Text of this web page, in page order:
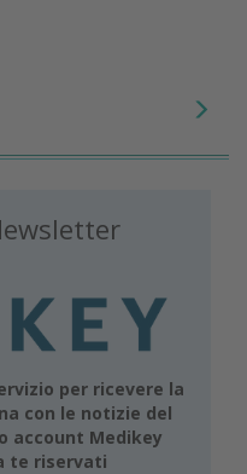
per ricevere la
con le notizie del
account Medikey
te riservati